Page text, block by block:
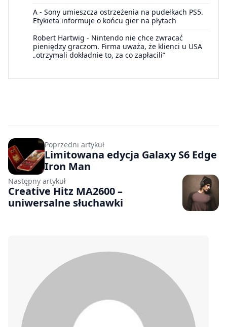
A - Sony umieszcza ostrzeżenia na pudełkach PS5.
Etykieta informuje o końcu gier na płytach
Robert Hartwig - Nintendo nie chce zwracać
pieniędzy graczom. Firma uważa, że klienci u USA
„otrzymali dokładnie to, za co zapłacili”
Poprzedni artykuł
Limitowana edycja Galaxy S6 Edge
Iron Man
Następny artykuł
Creative Hitz MA2600 –
uniwersalne słuchawki